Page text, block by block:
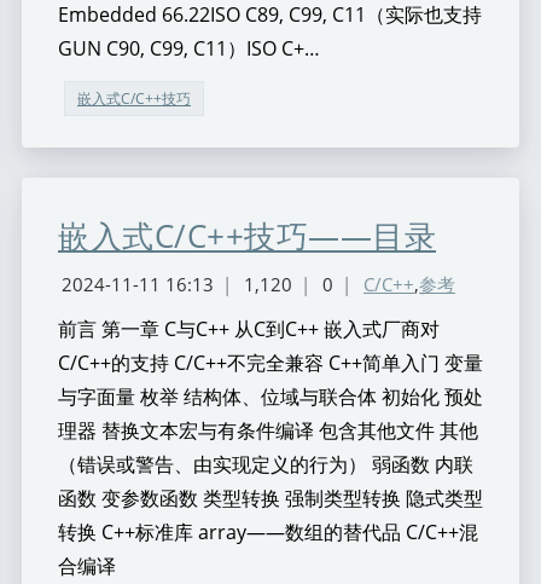
Embedded 66.22ISO C89, C99, C11（实际也支持
GUN C90, C99, C11）ISO C+…
嵌入式C/C++技巧
嵌入式C/C++技巧——目录
2024-11-11 16:13 | 1,120 | 0 | C/C++,参考
前言 第一章 C与C++ 从C到C++ 嵌入式厂商对
C/C++的支持 C/C++不完全兼容 C++简单入门 变量
与字面量 枚举 结构体、位域与联合体 初始化 预处
理器 替换文本宏与有条件编译 包含其他文件 其他
（错误或警告、由实现定义的行为） 弱函数 内联
函数 变参数函数 类型转换 强制类型转换 隐式类型
转换 C++标准库 array——数组的替代品 C/C++混
合编译